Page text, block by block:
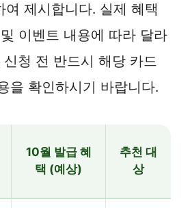
여 제시합니다. 실제 혜택
이벤트 내용에 따라 달라
청 전 반드시 해당 카드
을 확인하시기 바랍니다.
10월 발급 혜
택 (예상)
추천 대
상